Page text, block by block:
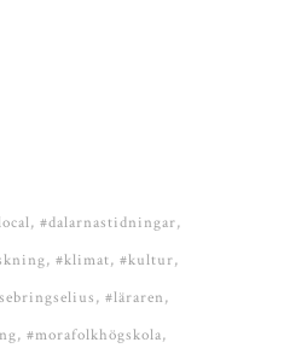
#dalarnastidningar
#klimat #kultur
#läraren
#morafolkhögskola